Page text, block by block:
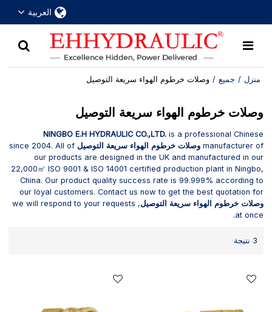
العربية
منزل / جميع / وصلات خرطوم الهواء سريعة التوصيل
وصلات خرطوم الهواء سريعة التوصيل
NINGBO E.H HYDRAULIC CO.,LTD.is a professional Chinese
manufacturer of وصلات خرطوم الهواء سريعة التوصيل since 2004. All of
our products are designed in the UK and manufactured in our
22,000㎡ ISO 9001 & ISO 14001 certified production plant in Ningbo,
China. Our product quality success rate is 99.999% according to
our loyal customers. Contact us now to get the best quotation for
وصلات خرطوم الهواء سريعة التوصيل
, we will respond to your requests
at once.
3 نتيجة